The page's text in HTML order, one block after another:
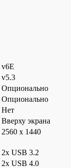
v6E
v5.3
Опционально
Опционально
Нет
Вверху экрана
2560 x 1440
2x USB 3.2
2x USB 4.0